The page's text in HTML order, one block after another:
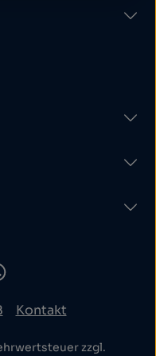
Kontakt
zzgl.